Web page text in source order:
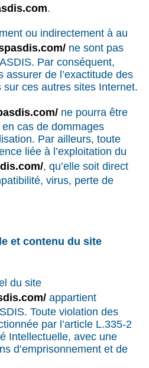
.
ou indirectement à au
ne sont pas
Par conséquent,
assurer de l’exactitude des
ces autres sites Internet.
ne pourra être
cas de dommages
Par ailleurs, toute
liée à l’exploitation du
, qu’elle soit direct
virus, perte de
et contenu du site
du site
appartient
Toute violation des
par l’article L.335-2
Intellectuelle, avec une
d’emprisonnement et de